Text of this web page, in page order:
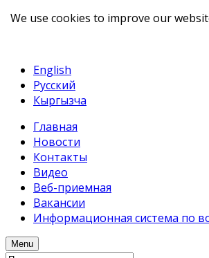
English
Русский
Кыргызча
Главная
Новости
Контакты
Видео
Веб-приемная
Вакансии
Информационная система по
Menu
We use cookies to improve our